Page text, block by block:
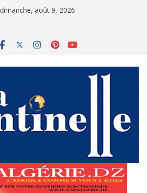
dimanche, août 9, 2026